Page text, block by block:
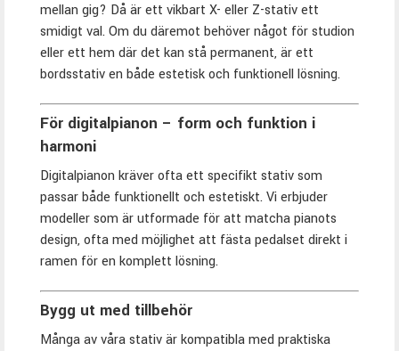
mellan gig? Då är ett vikbart X- eller Z-stativ ett
smidigt val. Om du däremot behöver något för studion
eller ett hem där det kan stå permanent, är ett
bordsstativ en både estetisk och funktionell lösning.
För digitalpianon – form och funktion i
harmoni
Digitalpianon kräver ofta ett specifikt stativ som
passar både funktionellt och estetiskt. Vi erbjuder
modeller som är utformade för att matcha pianots
design, ofta med möjlighet att fästa pedalset direkt i
ramen för en komplett lösning.
Bygg ut med tillbehör
Många av våra stativ är kompatibla med praktiska